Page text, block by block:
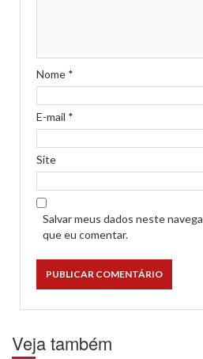
Nome *
E-mail *
Site
Salvar meus dados neste
que eu comentar.
Veja também